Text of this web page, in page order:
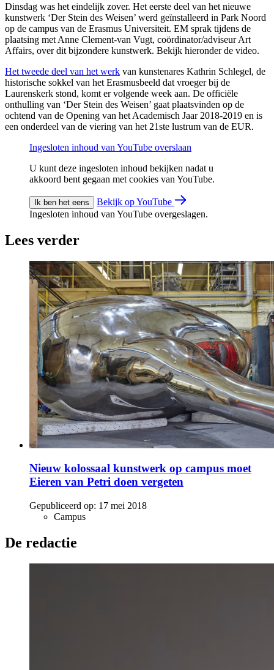
Dinsdag was het eindelijk zover. Het eerste deel van het nieuwe
kunstwerk ‘Der Stein des Weisen’ werd geïnstalleerd in Park Noord
op de campus van de Erasmus Universiteit. EM sprak tijdens de
plaatsing met Anne Clement-van Vugt, coördinator/adviseur Art
Affairs, over dit bijzondere kunstwerk. Bekijk hieronder de video.
Het tweede deel van het werk van kunstenares Kathrin Schlegel, de
historische sokkel van het Erasmusbeeld dat vroeger bij de
Laurenskerk stond, komt er volgende week aan. De officiële
onthulling van ‘Der Stein des Weisen’ gaat plaatsvinden op de
ochtend van de Opening van het Academisch Jaar 2018-2019 en is
een onderdeel van de viering van het 21ste lustrum van de EUR.
Ingesloten inhoud van YouTube overslaan
U kunt deze ingesloten inhoud bekijken nadat u
akkoord bent gegaan met cookies van YouTube.
Ik ben het eens
Bekijk op YouTube
Ingesloten inhoud van YouTube overgeslagen.
Lees verder
Nieuw kolossaal kunstwerk op campus moet
Eieren van Petri doen vergeten
Gepubliceerd op: 17 mei 2018
Campus
De redactie